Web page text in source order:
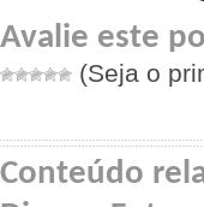
Avalie este
(Seja o
Conteúdo